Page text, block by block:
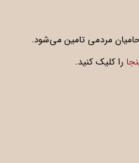
مردمی تامین می‌شود.
را کلیک کنید.